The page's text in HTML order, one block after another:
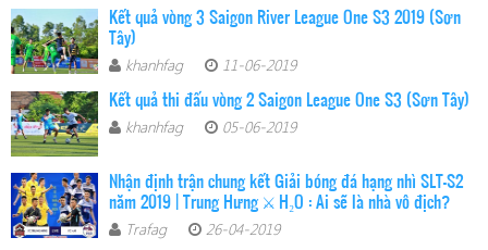
Kết quả vòng 3 Saigon River League One S3 2019 (Sơn
Tây)
khanhfag 11-06-2019
Kết quả thi đấu vòng 2 Saigon League One S3 (Sơn Tây)
khanhfag 05-06-2019
Nhận định trận chung kết Giải bóng đá hạng nhì SLT-S2
năm 2019 | Trung Hưng ⚔️ H₂O : Ai sẽ là nhà vô địch?
Trafag 26-04-2019